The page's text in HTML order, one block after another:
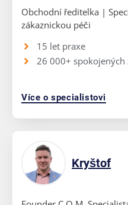
Obchodní ředitelka |
zákaznickou péči
15 let praxe
26 000+ spokojených
Více o specialistovi
Kryštof